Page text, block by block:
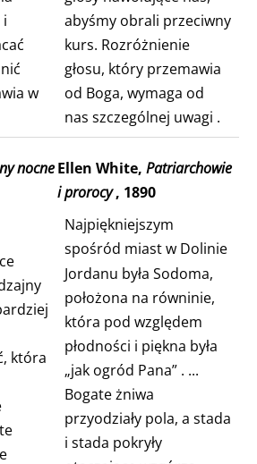
i
w
abyśmy obrali przeciwny
kurs. Rozróżnienie
głosu, który przemawia
od Boga, wymaga od
nas szczególnej uwagi .
nocneEllen White, Patriarchowie
i prorocy, 1890
która
Najpiękniejszym
spośród miast w Dolinie
Jordanu była Sodoma,
położona na równinie,
która pod względem
płodności i piękna była
„jak ogród Pana”. ...
Bogate żniwa
przyodziały pola, a stada
i stada pokryły